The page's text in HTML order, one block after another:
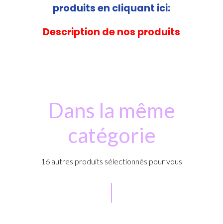
produits en cliquant ici:
Description de nos produits
Dans la même
catégorie
16 autres produits sélectionnés pour vous